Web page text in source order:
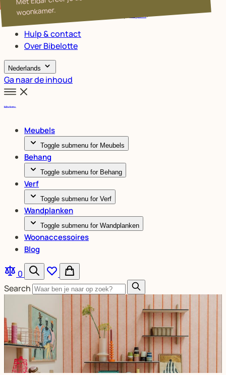
Klanten geven ons een Kiyoh.
Hulp & contact
Over Bibelotte
Nederlands
Ga naar de inhoud
Meubels
Toggle submenu for Meubels
Behang
Toggle submenu for Behang
Verf
Toggle submenu for Verf
Wandplanken
Toggle submenu for Wandplanken
Woonaccessoires
Blog
0
Search
Mix & match
Nieuw
woonkamer.